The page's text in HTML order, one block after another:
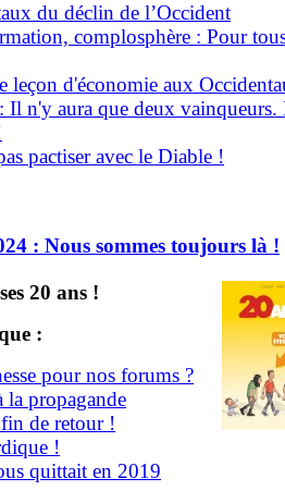
du déclin de l’Occident
complosphère : Pour
leçon d'économie aux
n'y aura que deux vainqueurs.
pactiser avec le Diable !
: Nous sommes toujours là !
20 ans !
:
pour nos forums ?
la propagande
de retour !
!
quittait en 2019